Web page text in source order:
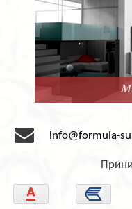
info@formula-